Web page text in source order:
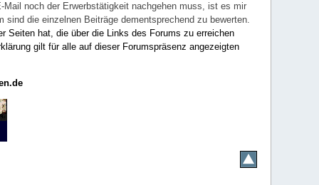
noch der Erwerbstätigkeit nachgehen muss, ist es mir
die einzelnen Beiträge dementsprechend zu bewerten.
Seiten hat, die über die Links des Forums zu erreichen
gilt für alle auf dieser Forumspräsenz angezeigten